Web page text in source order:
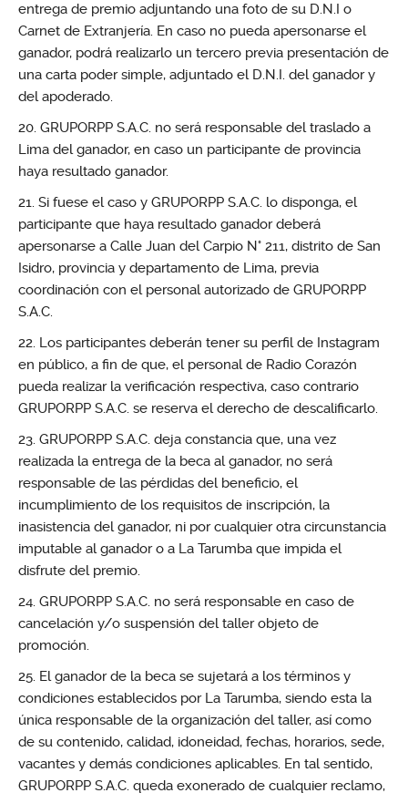
entrega de premio adjuntando una foto de su D.N.I o
Carnet de Extranjería. En caso no pueda apersonarse el
ganador, podrá realizarlo un tercero previa presentación de
una carta poder simple, adjuntado el D.N.I. del ganador y
del apoderado.
GRUPORPP S.A.C. no será responsable del traslado a
Lima del ganador, en caso un participante de provincia
haya resultado ganador.
Si fuese el caso y GRUPORPP S.A.C. lo disponga, el
participante que haya resultado ganador deberá
apersonarse a Calle Juan del Carpio N° 211, distrito de San
Isidro, provincia y departamento de Lima, previa
coordinación con el personal autorizado de GRUPORPP
S.A.C.
Los participantes deberán tener su perfil de Instagram
en público, a fin de que, el personal de Radio Corazón
pueda realizar la verificación respectiva, caso contrario
GRUPORPP S.A.C. se reserva el derecho de descalificarlo.
GRUPORPP S.A.C. deja constancia que, una vez
realizada la entrega de la beca al ganador, no será
responsable de las pérdidas del beneficio, el
incumplimiento de los requisitos de inscripción, la
inasistencia del ganador, ni por cualquier otra circunstancia
imputable al ganador o a La Tarumba que impida el
disfrute del premio.
GRUPORPP S.A.C. no será responsable en caso de
cancelación y/o suspensión del taller objeto de
promoción.
El ganador de la beca se sujetará a los términos y
condiciones establecidos por La Tarumba, siendo esta la
única responsable de la organización del taller, así como
de su contenido, calidad, idoneidad, fechas, horarios, sede,
vacantes y demás condiciones aplicables. En tal sentido,
GRUPORPP S.A.C. queda exonerado de cualquier reclamo,